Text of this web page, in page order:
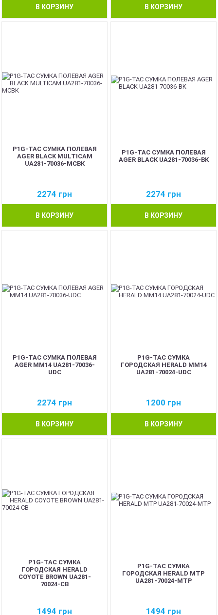
В КОРЗИНУ В КОРЗИНУ
P1G-TAC СУМКА ПОЛЕВАЯ
AGER BLACK MULTICAM
UA281-70036-MCBK
2274 грн
В КОРЗИНУ
P1G-TAC СУМКА ПОЛЕВАЯ
AGER BLACK UA281-70036-BK
2274 грн
В КОРЗИНУ
P1G-TAC СУМКА ПОЛЕВАЯ
AGER ММ14 UA281-70036-
UDC
2274 грн
В КОРЗИНУ
P1G-TAC СУМКА
ГОРОДСКАЯ HERALD MM14
UA281-70024-UDC
1200 грн
В КОРЗИНУ
P1G-TAC СУМКА
ГОРОДСКАЯ HERALD
COYOTE BROWN UA281-
70024-CB
1494 грн
P1G-TAC СУМКА
ГОРОДСКАЯ HERALD MTP
UA281-70024-MTP
1494 грн